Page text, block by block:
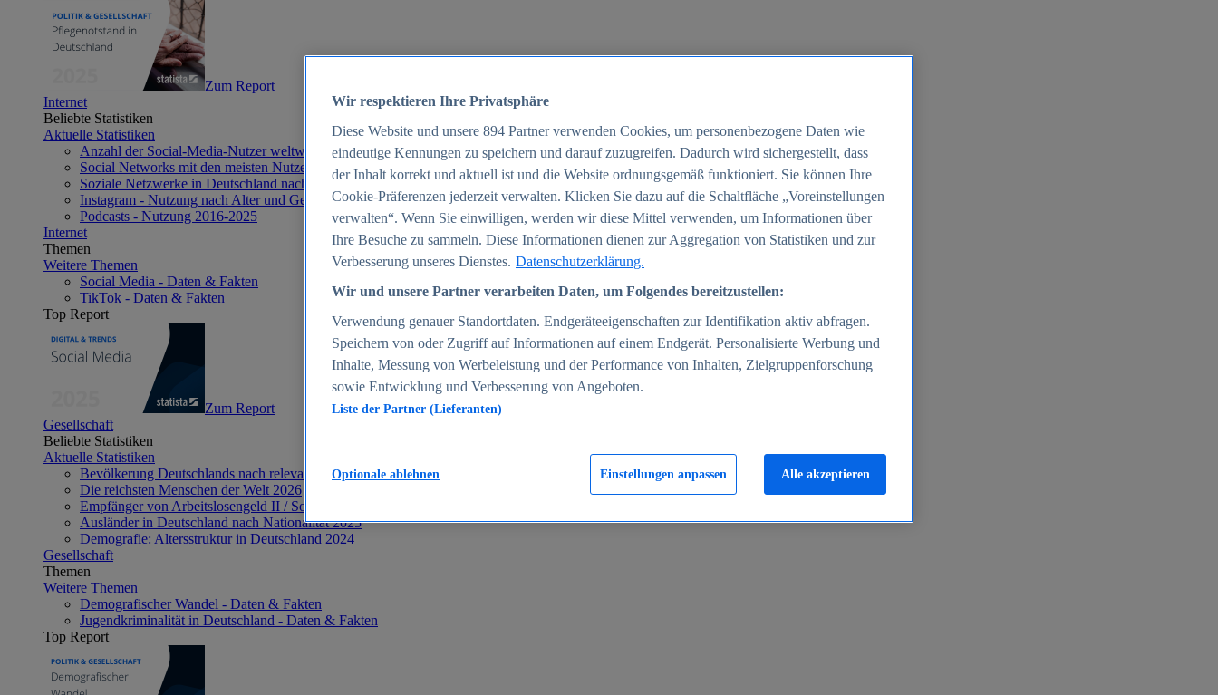
Zum Report
Internet
Beliebte Statistiken
Aktuelle Statistiken
Anzahl der Social-Media-Nutzer weltweit 2012-2025
Social Networks mit den meisten Nutzern weltweit 2025
Soziale Netzwerke in Deutschland nach Generationen 2025
Instagram - Nutzung nach Alter und Geschlecht in Deutschland 2025
Podcasts - Nutzung 2016-2025
Internet
Themen
Weitere Themen
Social Media - Daten & Fakten
TikTok - Daten & Fakten
Top Report
Zum Report
Gesellschaft
Beliebte Statistiken
Aktuelle Statistiken
Bevölkerung Deutschlands nach relevanten Altersgruppen 2024
Die reichsten Menschen der Welt 2026
Empfänger von Arbeitslosengeld II / Sozialgeld / Bürgergeld in Deutschland 2005-2025
Ausländer in Deutschland nach Nationalität 2025
Demografie: Altersstruktur in Deutschland 2024
Gesellschaft
Themen
Weitere Themen
Demografischer Wandel - Daten & Fakten
Jugendkriminalität in Deutschland - Daten & Fakten
Top Report
Wir respektieren Ihre Privatsphäre
Diese Website und unsere 894 Partner verwenden Cookies, um personenbezogene Daten wie
eindeutige Kennungen zu speichern und darauf zuzugreifen. Dadurch wird sichergestellt, dass
der Inhalt korrekt und aktuell ist und die Website ordnungsgemäß funktioniert. Sie können Ihre
Cookie-Präferenzen jederzeit verwalten. Klicken Sie dazu auf die Schaltfläche „Voreinstellungen
verwalten“. Wenn Sie einwilligen, werden wir diese Mittel verwenden, um Informationen über
Ihre Besuche zu sammeln. Diese Informationen dienen zur Aggregation von Statistiken und zur
Verbesserung unseres Dienstes. Datenschutzerklärung.
Wir und unsere Partner verarbeiten Daten, um Folgendes bereitzustellen:
Verwendung genauer Standortdaten. Endgeräteeigenschaften zur Identifikation aktiv abfragen.
Speichern von oder Zugriff auf Informationen auf einem Endgerät. Personalisierte Werbung und
Inhalte, Messung von Werbeleistung und der Performance von Inhalten, Zielgruppenforschung
sowie Entwicklung und Verbesserung von Angeboten.
Liste der Partner (Lieferanten)
Einstellungen anpassen
Optionale ablehnen Alle akzeptieren